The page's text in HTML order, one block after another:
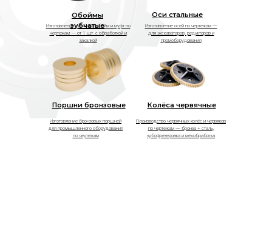
Изготовление бронзовых поршней
для промышленного оборудования
по чертежам
Производство червячных колёс и червяков
по чертежам — бронза + сталь,
зубофрезеровка и мехобработка
Изготовление осей по чертежам —
для экскаваторов, редукторов и
промоборудования
Изготовление зубчатых обойм и муфт по
чертежам — от 1 шт. с обработкой и
закалкой
Поршни бронзовые
Оси стальные
Колёса червячные
Обоймы
зубчатые